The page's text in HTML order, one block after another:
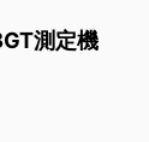
測定機